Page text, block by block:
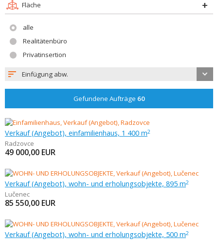
Fläche
alle
Realitätenbüro
Privatinsertion
Einfügung abw.
Gefundene Aufträge 60
Verkauf (Angebot), einfamilienhaus, 1 400 m2
Radzovce
49 000,00 EUR
Verkauf (Angebot), wohn- und erholungsobjekte, 895 m2
Lučenec
85 550,00 EUR
Verkauf (Angebot), wohn- und erholungsobjekte, 500 m2